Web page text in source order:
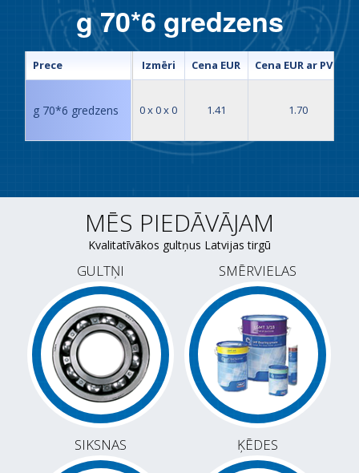
g 70*6 gredzens
Izmēri Cena EUR Cena EUR ar PVN
0 x 0 x 0 1.41 1.70
Prece
g 70*6 gredzens
MĒS PIEDĀVĀJAM
Kvalitatīvākos gultņus Latvijas tirgū
GULTŅI SMĒRVIELAS
SIKSNAS ĶĒDES